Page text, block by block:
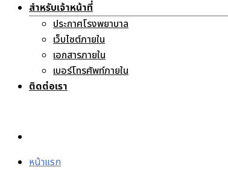
สำหรับเจ้าหน้าที่
ประกาศโรงพยาบาล
เว็บไซต์ภายใน
เอกสารภายใน
เบอร์โทรศัพท์ภายใน
ติดต่อเรา
หน้าแรก